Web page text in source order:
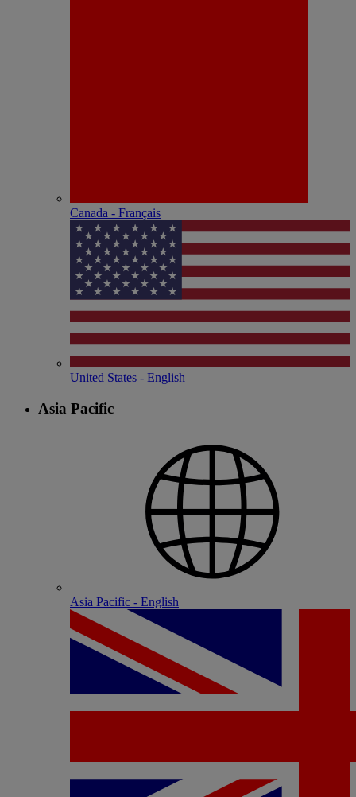
Canada - Français
United States - English
Asia Pacific
Asia Pacific - English